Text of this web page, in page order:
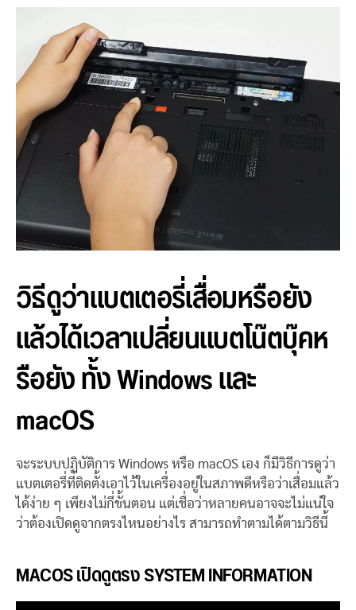
วิธีดูว่าแบตเตอรี่เสื่อมหรือยัง
แล้วได้เวลาเปลี่ยนแบตโน๊ตบุ๊คห
รือยัง ทั้ง Windows และ
macOS
จะระบบปฏิบัติการ Windows หรือ macOS เอง ก็มีวิธีการดูว่า
แบตเตอรี่ที่ติดตั้งเอาไว้ในเครื่องอยู่ในสภาพดีหรือว่าเสื่อมแล้ว
ได้ง่าย ๆ เพียงไม่กี่ขั้นตอน แต่เชื่อว่าหลายคนอาจจะไม่แน่ใจ
ว่าต้องเปิดดูจากตรงไหนอย่างไร สามารถทำตามได้ตามวิธีนี้
MACOS เปิดดูตรง SYSTEM INFORMATION